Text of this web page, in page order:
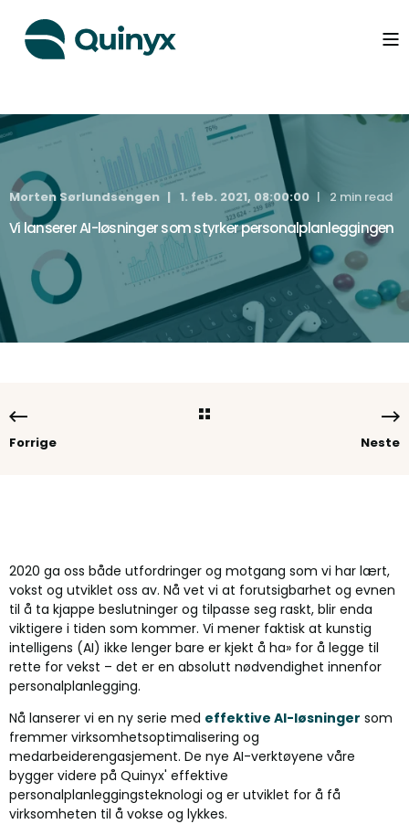
Morten Sørlundsengen 1. feb. 2021, 08:00:00 2 min read
Vi lanserer AI-løsninger som styrker personalplanleggingen
Forrige Neste
2020 ga oss både utfordringer og motgang som vi har lært,
vokst og utviklet oss av. Nå vet vi at forutsigbarhet og evnen
til å ta kjappe beslutninger og tilpasse seg raskt, blir enda
viktigere i tiden som kommer. Vi mener faktisk at kunstig
intelligens (AI) ikke lenger bare er kjekt å ha» for å legge til
rette for vekst – det er en absolutt nødvendighet innenfor
personalplanlegging.
Nå lanserer vi en ny serie med effektive AI-løsninger som
fremmer virksomhetsoptimalisering og
medarbeiderengasjement. De nye AI-verktøyene våre
bygger videre på Quinyx' effektive
personalplanleggingsteknologi og er utviklet for å få
virksomheten til å vokse og lykkes.